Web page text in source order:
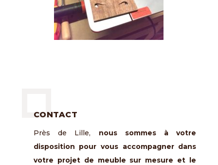
CONTACT
Près de Lille, nous sommes à votre
disposition pour vous accompagner dans
votre projet de meuble sur mesure et le